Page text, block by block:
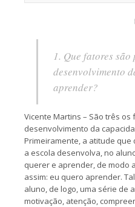
1. Que fatores
desenvolvimento
aprender?
Vicente Martins – São três
desenvolvimento da
Primeiramente, a atitude
a escola desenvolva, no
querer e aprender, de modo
assim: eu quero aprender.
aluno, de logo, uma série de
motivação, atenção,